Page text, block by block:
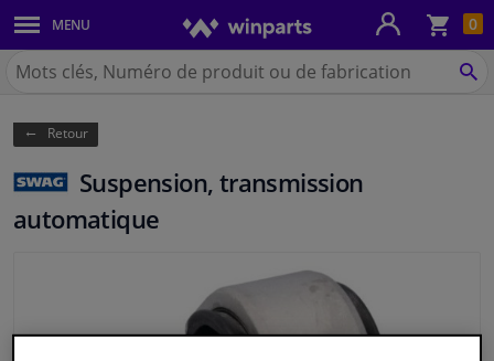
0
MENU
Carrosserie & tôles
Feux & ampoules
Freinage
Système d'échappement
Refroidissement & chauffage
Chercher
Winparts.be
Retour
Suspension, transmission
automatique